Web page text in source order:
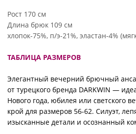
Рост 170 см
Длина брюк 109 см
хлопок-75%, п/э-21%, эластан-4%
ТАБЛИЦА РАЗМЕРОВ
Элегантный вечерний брючный
от турецкого бренда DARKWIN —
Нового года, юбилея или светского
крой для размеров 56-62. Силуэт,
изысканные детали и осознанный